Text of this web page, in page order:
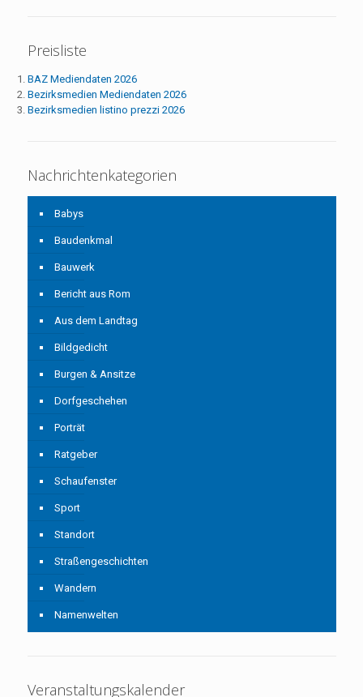
Preisliste
BAZ Mediendaten 2026
Bezirksmedien Mediendaten 2026
Bezirksmedien listino prezzi 2026
Nachrichtenkategorien
Babys
Baudenkmal
Bauwerk
Bericht aus Rom
Aus dem Landtag
Bildgedicht
Burgen & Ansitze
Dorfgeschehen
Porträt
Ratgeber
Schaufenster
Sport
Standort
Straßengeschichten
Wandern
Namenwelten
Veranstaltungskalender